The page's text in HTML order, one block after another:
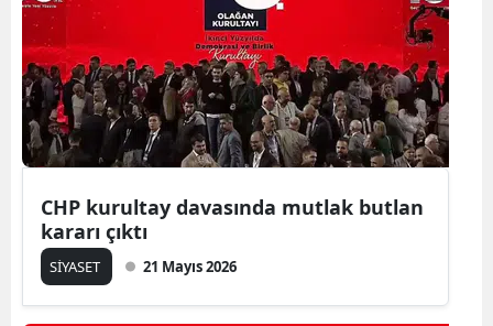
CHP kurultay davasında mutlak butlan
kararı çıktı
SİYASET 21 Mayıs 2026